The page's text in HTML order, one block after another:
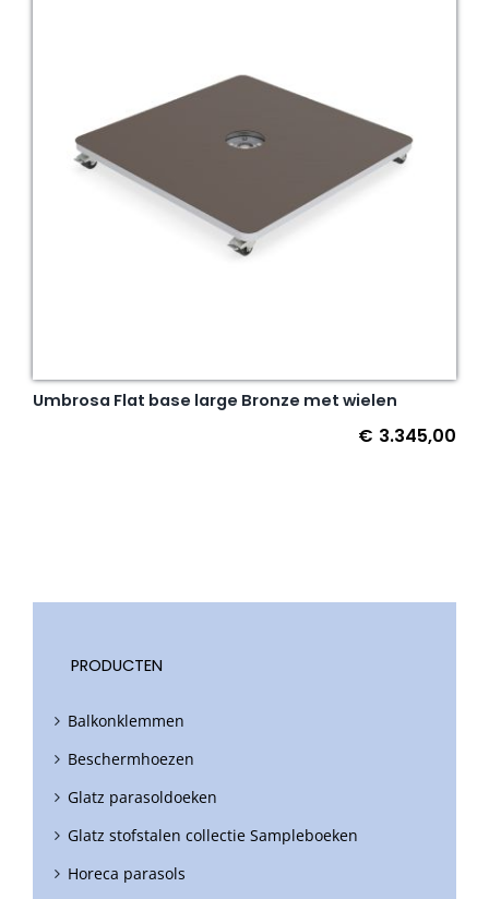
Umbrosa Flat base large Bronze met wielen
€ 3.345,00
PRODUCTEN
Balkonklemmen
Beschermhoezen
Glatz parasoldoeken
Glatz stofstalen collectie Sampleboeken
Horeca parasols